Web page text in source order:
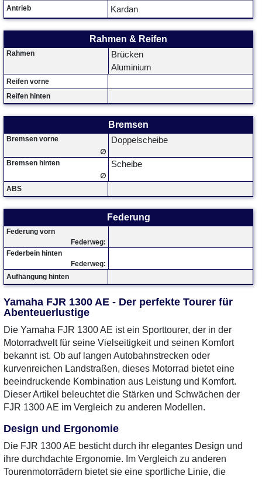
Antrieb Kardan
Rahmen & Reifen
Rahmen
Brücken
Aluminium
Reifen vorne
Reifen hinten
Bremsen
Bremsen vorne Doppelscheibe
∅
Bremsen hinten
Scheibe
∅
ABS
Federung
Federung vorn
Federweg:
Federbein hinten
Federweg:
Aufhängung hinten
Yamaha FJR 1300 AE - Der perfekte Tourer für
Abenteuerlustige
Die Yamaha FJR 1300 AE ist ein Sporttourer, der in der
Motorradwelt für seine Vielseitigkeit und seinen Komfort
bekannt ist. Ob auf langen Autobahnstrecken oder
kurvenreichen Landstraßen, dieses Motorrad bietet eine
beeindruckende Kombination aus Leistung und Komfort.
Dieser Artikel beleuchtet die Stärken und Schwächen der
FJR 1300 AE im Vergleich zu anderen Modellen.
Design und Ergonomie
Die FJR 1300 AE besticht durch ihr elegantes Design und
ihre durchdachte Ergonomie. Im Vergleich zu anderen
Tourenmotorrädern bietet sie eine sportliche Linie, die